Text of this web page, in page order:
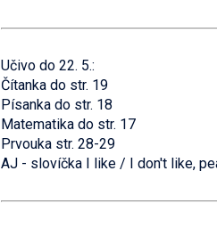
Učivo do 22. 5.:
Čítanka do str. 19
Písanka do str. 18
Matematika do str. 17
Prvouka str. 28-29
AJ - slovíčka I like / I don't like,